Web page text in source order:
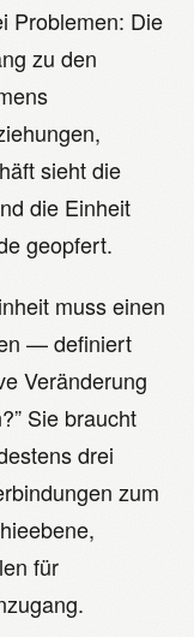
Problemen: Die
zu den
sieht die
die Einheit
geopfert.
muss einen
— definiert
Veränderung
Sie braucht
drei
zum
für